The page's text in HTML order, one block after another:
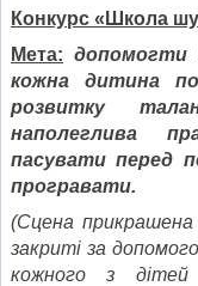
Конкурс «Школа
Мета: допомогти
кожна дитина
розвитку
наполеглива
пасувати перед
програвати.
(Сцена
закриті за
кожного з дітей